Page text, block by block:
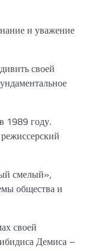
и уважение
своей
1989 году.
смелый»,
общества и
своей
Демиса –